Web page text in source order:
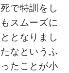
で特訓をし
スムーズに
となりまし
なというふ
たことが小